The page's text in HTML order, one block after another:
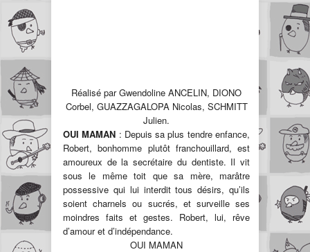
Réalisé par Gwendoline ANCELIN, DIONO
Corbel, GUAZZAGALOPA Nicolas, SCHMITT
Julien.
OUI MAMAN : Depuis sa plus tendre enfance,
Robert, bonhomme plutôt franchouillard, est
amoureux de la secrétaire du dentiste. Il vit
sous le même toit que sa mère, marâtre
possessive qui lui interdit tous désirs, qu’ils
soient charnels ou sucrés, et surveille ses
moindres faits et gestes. Robert, lui, rêve
d’amour et d’indépendance.
OUI MAMAN